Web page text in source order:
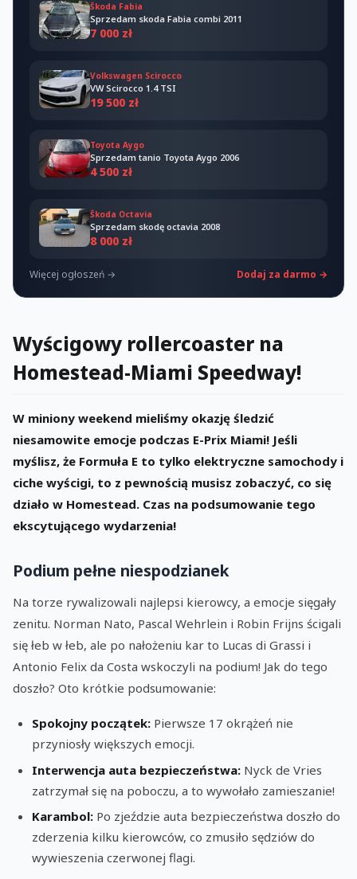
Škoda Fabia
Sprzedam skoda Fabia combi 2011
7 000 zł
Volkswagen Scirocco
VW Scirocco 1.4 TSI
19 500 zł
Toyota Aygo
Sprzedam tanio Toyota Aygo 2006
4 500 zł
Škoda Octavia
Sprzedam skodę octavia 2008
8 000 zł
Więcej ogłoszeń → Dodaj za darmo →
Wyścigowy rollercoaster na
Homestead-Miami Speedway!
W miniony weekend mieliśmy okazję śledzić
niesamowite emocje podczas E-Prix Miami! Jeśli
myślisz, że Formuła E to tylko elektryczne samochody i
ciche wyścigi, to z pewnością musisz zobaczyć, co się
działo w Homestead. Czas na podsumowanie tego
ekscytującego wydarzenia!
Podium pełne niespodzianek
Na torze rywalizowali najlepsi kierowcy, a emocje sięgały
zenitu. Norman Nato, Pascal Wehrlein i Robin Frijns ścigali
się łeb w łeb, ale po nałożeniu kar to Lucas di Grassi i
Antonio Felix da Costa wskoczyli na podium! Jak do tego
doszło? Oto krótkie podsumowanie:
Spokojny początek: Pierwsze 17 okrążeń nie
przyniosły większych emocji.
Interwencja auta bezpieczeństwa: Nyck de Vries
zatrzymał się na poboczu, a to wywołało zamieszanie!
Karambol: Po zjeździe auta bezpieczeństwa doszło do
zderzenia kilku kierowców, co zmusiło sędziów do
wywieszenia czerwonej flagi.